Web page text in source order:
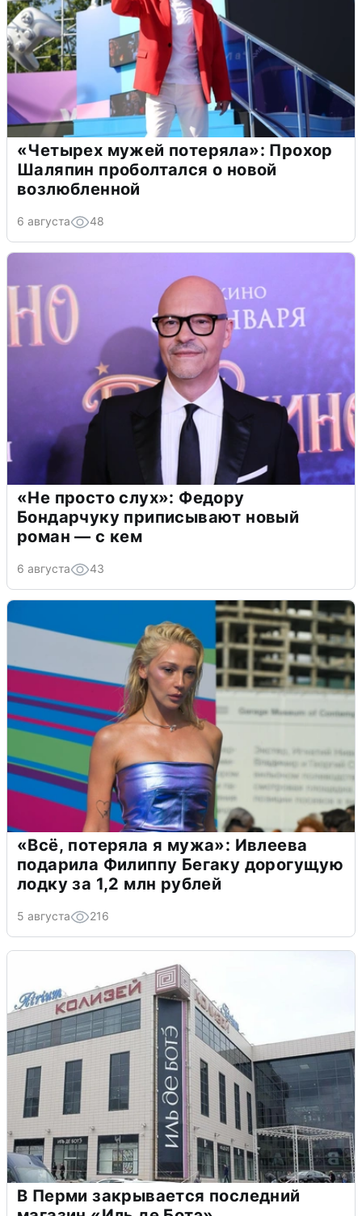
«Четырех мужей потеряла»: Прохор
Шаляпин проболтался о новой
возлюбленной
6 августа 48
«Не просто слух»: Федору
Бондарчуку приписывают новый
роман — с кем
6 августа 43
«Всё, потеряла я мужа»: Ивлеева
подарила Филиппу Бегаку дорогущую
лодку за 1,2 млн рублей
5 августа 216
В Перми закрывается последний